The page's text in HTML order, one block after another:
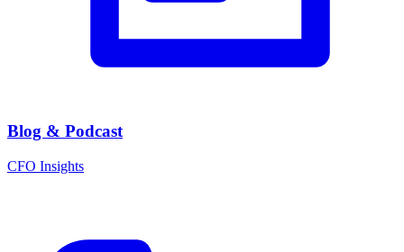
Blog & Podcast
CFO Insights